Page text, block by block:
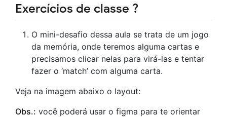
Exercícios de classe ?
O mini-desafio dessa aula se trata de um jogo
da memória, onde teremos alguma cartas e
precisamos clicar nelas para virá-las e tentar
fazer o ‘match’ com alguma carta.
Veja na imagem abaixo o layout:
Obs.: você poderá usar o figma para te orientar